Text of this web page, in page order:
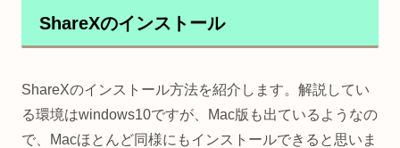
ShareXのインストール
ShareXのインストール方法を紹介します。解説してい
る環境はwindows10ですが、Mac版も出ているようなの
で、Macほとんど同様にもインストールできると思いま